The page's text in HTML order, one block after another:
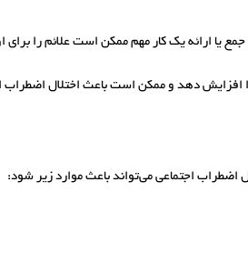
یا ارائه یک کار مهم ممکن است علائم را برای
افزایش دهد و ممکن است باعث اختلال اضطراب
اضطراب اجتماعی می‌تواند باعث موارد زیر شود: